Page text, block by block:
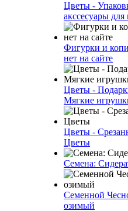
Цветы -
акссесуары для
Фигурки и
нет на сайте
Цветы -
Мягкие
Цветы -
Цветы
Семена:
Семенной
озимый